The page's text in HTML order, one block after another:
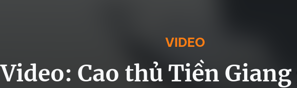
VIDEO
Video: Cao thủ Tiền